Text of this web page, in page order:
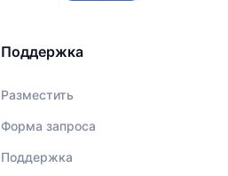
Поддержка
Разместить
Форма запроса
Поддержка